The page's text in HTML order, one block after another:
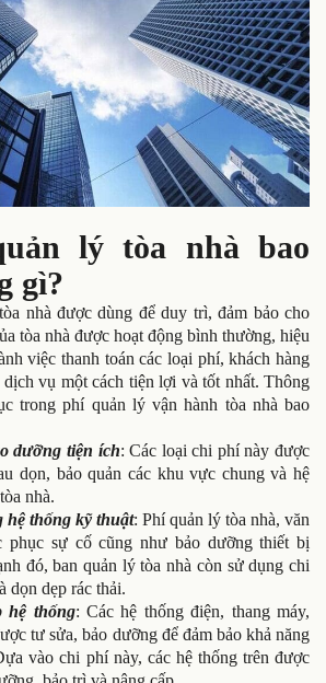
lý tòa nhà bao
gì?
nhà được dùng để duy trì, đảm bảo cho
tòa nhà được hoạt động bình thường, hiệu
việc thanh toán các loại phí, khách hàng
vụ một cách tiện lợi và tốt nhất. Thông
trong phí quản lý vận hành tòa nhà bao
dưỡng tiện ích: Các loại chi phí này được
dọn, bảo quản các khu vực chung và hệ
nhà.
hệ thống kỹ thuật: Phí quản lý tòa nhà, văn
phục sự cố cũng như bảo dưỡng thiết bị
đó, ban quản lý tòa nhà còn sử dụng chi
dọn dẹp rác thải.
hệ thống: Các hệ thống điện, thang máy,
tư sửa, bảo dưỡng để đảm bảo khả năng
vào chi phí này, các hệ thống trên được